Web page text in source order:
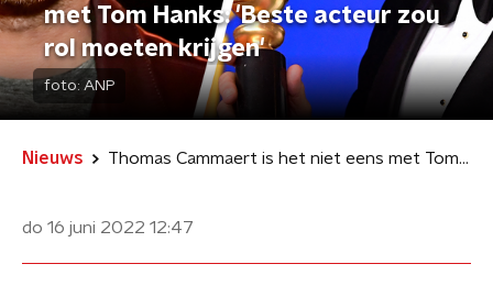
met Tom Hanks: 'Beste acteur zou
rol moeten krijgen'
foto: ANP
Nieuws Thomas Cammaert is het niet eens met Tom Hanks: 'Beste acteur zou rol moeten krijgen'
do 16 juni 2022 12:47